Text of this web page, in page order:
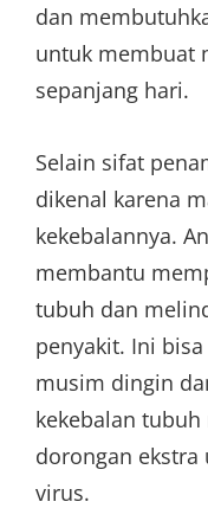
dan
untuk membuat
sepanjang hari.
Selain sifat
dikenal karena
kekebalannya.
membantu
tubuh dan
penyakit. Ini
musim dingin
kekebalan
dorongan ekstra
virus.